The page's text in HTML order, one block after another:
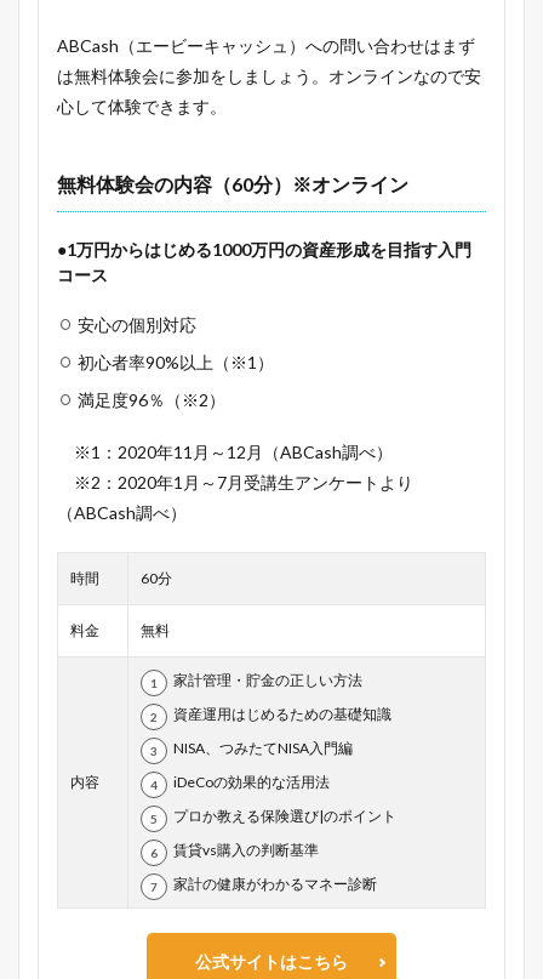
ABCash（エービーキャッシュ）への問い合わせはまず
は無料体験会に参加をしましょう。オンラインなので安
心して体験できます。
無料体験会の内容（60分）※オンライン
●1万円からはじめる1000万円の資産形成を目指す入門
コース
安心の個別対応
初心者率90%以上（※1）
満足度96％（※2）
※1：2020年11月～12月（ABCash調べ）
※2：2020年1月～7月受講生アンケートより
（ABCash調べ）
時間 60分
料金 無料
内容
家計管理・貯金の正しい方法
資産運用はじめるための基礎知識
NISA、つみたてNISA入門編
iDeCoの効果的な活用法
プロか教える保険選び|のポイント
賃貸vs購入の判断基準
家計の健康がわかるマネー診断
公式サイトはこちら